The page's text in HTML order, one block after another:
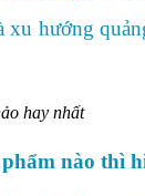
hướng
hay nhất
nào thì